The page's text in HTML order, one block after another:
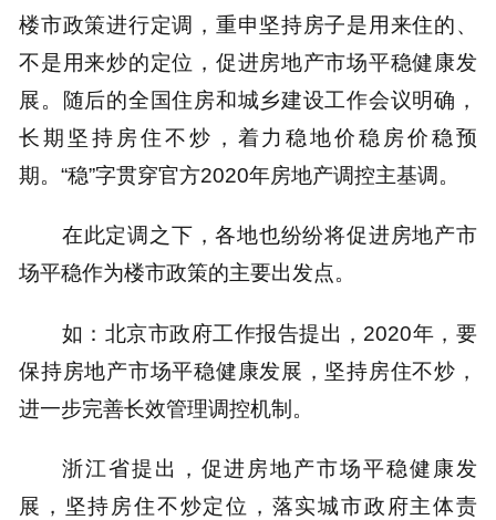
楼市政策进行定调，重申坚持房子是用来住的、
不是用来炒的定位，促进房地产市场平稳健康发
展。随后的全国住房和城乡建设工作会议明确，
长期坚持房住不炒，着力稳地价稳房价稳预
期。“稳”字贯穿官方2020年房地产调控主基调。
在此定调之下，各地也纷纷将促进房地产市
场平稳作为楼市政策的主要出发点。
如：北京市政府工作报告提出，2020年，要
保持房地产市场平稳健康发展，坚持房住不炒，
进一步完善长效管理调控机制。
浙江省提出，促进房地产市场平稳健康发
展，坚持房住不炒定位，落实城市政府主体责